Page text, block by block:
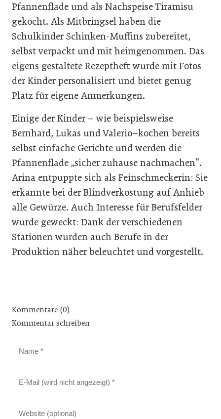
Pfannenflade und als Nachspeise Tiramisu
gekocht. Als Mitbringsel haben die
Schulkinder Schinken-Muffins zubereitet,
selbst verpackt und mit heimgenommen. Das
eigens gestaltete Rezeptheft wurde mit Fotos
der Kinder personalisiert und bietet genug
Platz für eigene Anmerkungen.
Einige der Kinder – wie beispielsweise
Bernhard, Lukas und Valerio–kochen bereits
selbst einfache Gerichte und werden die
Pfannenflade „sicher zuhause nachmachen“.
Arina entpuppte sich als Feinschmeckerin: Sie
erkannte bei der Blindverkostung auf Anhieb
alle Gewürze. Auch Interesse für Berufsfelder
wurde geweckt: Dank der verschiedenen
Stationen wurden auch Berufe in der
Produktion näher beleuchtet und vorgestellt.
Kommentare (0)
Kommentar schreiben